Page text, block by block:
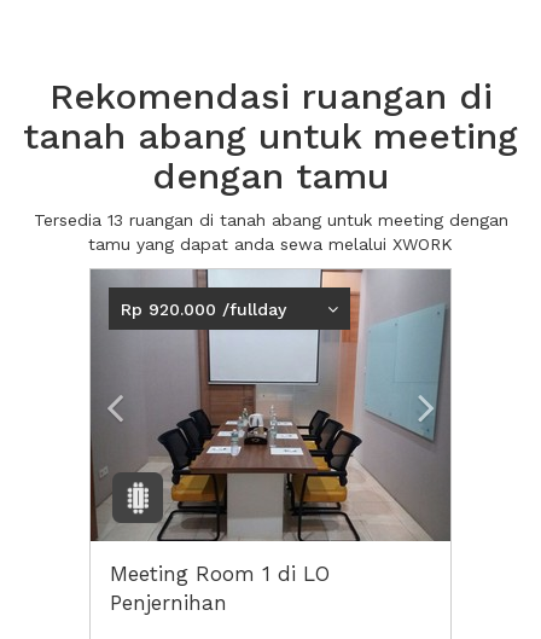
Rekomendasi ruangan di
tanah abang untuk meeting
dengan tamu
Tersedia 13 ruangan di tanah abang untuk meeting dengan
tamu yang dapat anda sewa melalui XWORK
Previous
Rp 920.000 /fullday
Meeting Room 1 di LO
Penjernihan